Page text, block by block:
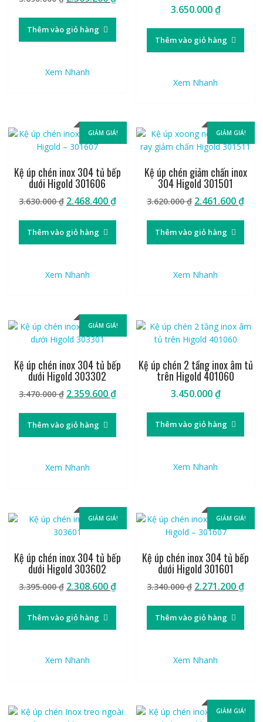
là:
3.690.000 ₫.
2.509.200 ₫.
Thêm vào giỏ hàng
Xem Nhanh
3.650.000₫
Thêm vào giỏ hàng
Xem Nhanh
GIẢM GIÁ!
Kệ úp chén inox 304 tủ bếp
dưới Higold 301606
3.630.000₫ Giá
là:
3.630.000 ₫.
2.468.400₫Giá
Thêm vào giỏ hàng
Xem Nhanh
GIẢM GIÁ!
Kệ úp chén giảm chấn inox
304 Higold 301501
3.620.000₫ Giá
là:
3.620.000 ₫.
2.461.600₫Giá
Thêm vào giỏ hàng
Xem Nhanh
GIẢM GIÁ!
Kệ úp chén inox 304 tủ bếp
dưới Higold 303302
3.470.000₫ Giá
là:
3.470.000 ₫.
2.359.600₫Giá
Thêm vào giỏ hàng
Xem Nhanh
Kệ úp chén 2 tầng inox âm tủ
trên Higold 401060
3.450.000₫
Thêm vào giỏ hàng
Xem Nhanh
GIẢM GIÁ!
Kệ úp chén inox 304 tủ bếp
dưới Higold 303602
3.395.000₫ Giá
là:
3.395.000 ₫.
2.308.600₫Giá
Thêm vào giỏ hàng
Xem Nhanh
GIẢM GIÁ!
Kệ úp chén inox 304 tủ bếp
dưới Higold 301601
3.340.000₫ Giá
là:
3.340.000 ₫.
2.271.200₫Giá
Thêm vào giỏ hàng
Xem Nhanh
GIẢM GIÁ!